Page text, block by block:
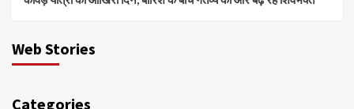
Web Stories
Categories